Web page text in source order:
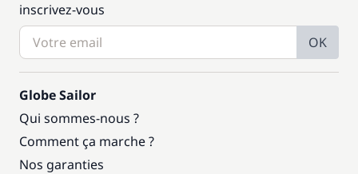
inscrivez-vous
OK
Globe Sailor
Qui sommes-nous ?
Comment ça marche ?
Nos garanties